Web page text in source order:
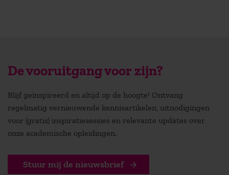
De vooruitgang voor zijn?
Blijf geïnspireerd en altijd op de hoogte! Ontvang
regelmatig vernieuwende kennisartikelen, uitnodigingen
voor (gratis) inspiratiesessies en relevante updates over
onze academische opleidingen.
Stuur mij de nieuwsbrief